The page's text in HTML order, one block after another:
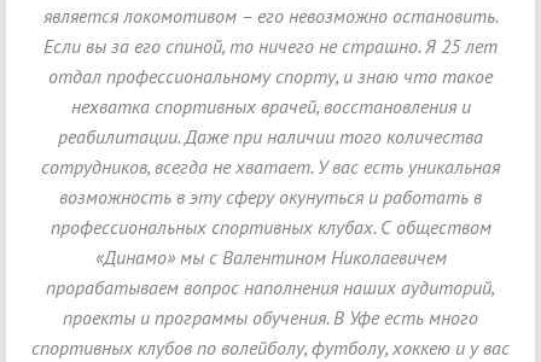
является локомотивом – его невозможно остановить.
Если вы за его спиной, то ничего не страшно. Я 25 лет
отдал профессиональному спорту, и знаю что такое
нехватка спортивных врачей, восстановления и
реабилитации. Даже при наличии того количества
сотрудников, всегда не хватает. У вас есть уникальная
возможность в эту сферу окунуться и работать в
профессиональных спортивных клубах. С обществом
«Динамо» мы с Валентином Николаевичем
прорабатываем вопрос наполнения наших аудиторий,
проекты и программы обучения. В Уфе есть много
спортивных клубов по волейболу, футболу, хоккею и у вас